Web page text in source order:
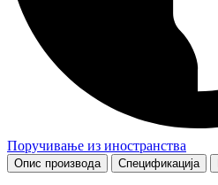
Поручивање из иностранства
Опис производа Спецификација